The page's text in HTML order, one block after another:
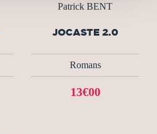
Patrick BENT
JOCASTE 2.0
Romans
13€00